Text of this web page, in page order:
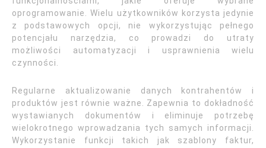
oprogramowanie. Wielu użytkowników korzysta jedynie
z podstawowych opcji, nie wykorzystując pełnego
potencjału narzędzia, co prowadzi do utraty
możliwości automatyzacji i usprawnienia wielu
czynności.
Regularne aktualizowanie danych kontrahentów i
produktów jest równie ważne. Zapewnia to dokładność
wystawianych dokumentów i eliminuje potrzebę
wielokrotnego wprowadzania tych samych informacji.
Wykorzystanie funkcji takich jak szablony faktur,